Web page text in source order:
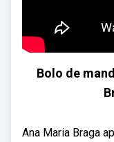
Bolo de
Ana Maria Braga